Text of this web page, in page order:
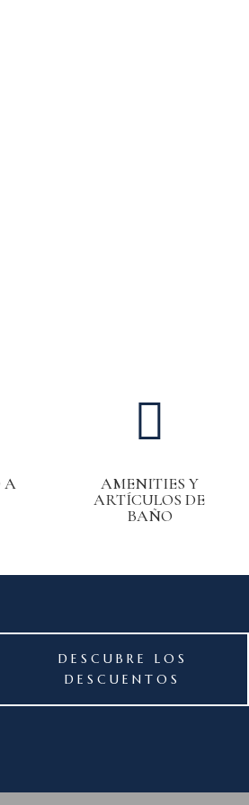
A

AMENITIES Y
ARTÍCULOS DE
BAÑO
DESCUBRE LOS
DESCUENTOS